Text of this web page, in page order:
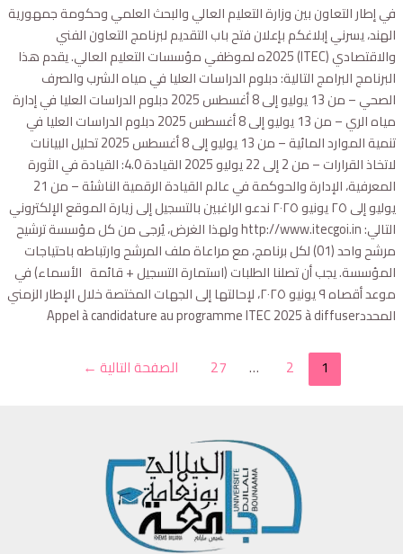
في إطار التعاون بين وزارة التعليم العالي والبحث العلمي وحكومة جمهورية
الهند، يسرني إبلاغكم بإعلان فتح باب التقديم لبرنامج التعاون الفني
والاقتصادي (ITEC) 2025ه لموظفي مؤسسات التعليم العالي. يقدم هذا
البرنامج البرامج التالية: دبلوم الدراسات العليا في مياه الشرب والصرف
الصحي – من 13 يوليو إلى 8 أغسطس 2025 دبلوم الدراسات العليا في إدارة
مياه الري – من 13 يوليو إلى 8 أغسطس 2025 دبلوم الدراسات العليا في
تنمية الموارد المائية – من 13 يوليو إلى 8 أغسطس 2025 تحليل البيانات
لاتخاذ القرارات – من 2 إلى 22 يوليو 2025 القيادة 4.0: القيادة في الثورة
المعرفية، الإدارة والحوكمة في عالم القيادة الرقمية الناشئة – من 21
يوليو إلى ٢٥ يونيو ٢٠٢٥ ندعو الراغبين بالتسجيل إلى زيارة الموقع الإلكتروني
التالي: http://www.itecgoi.in ولهذا الغرض، يُرجى من كل مؤسسة ترشيح
مرشح واحد (01) لكل برنامج، مع مراعاة ملف المرشح وارتباطه باحتياجات
المؤسسة. يجب أن تصلنا الطلبات (استمارة التسجيل + قائمة الأسماء) في
موعد أقصاه ٩ يونيو ٢٠٢٥، لإحالتها إلى الجهات المختصة خلال الإطار الزمني
المحددAppel à candidature au programme ITEC 2025 à diffuser
pagination
1
2
…
27 الصفحة التالية ←